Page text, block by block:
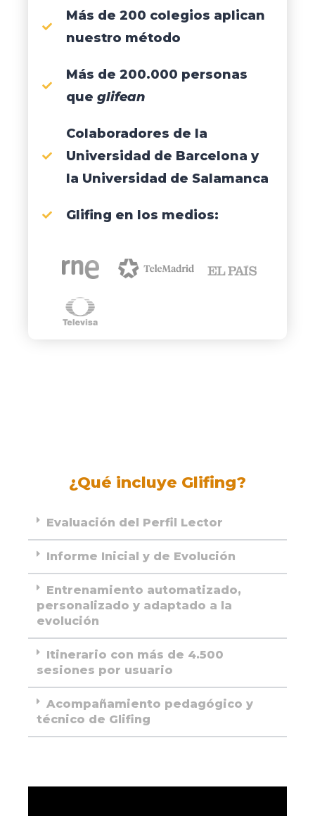
Más de 200 colegios aplican
nuestro método
Más de 200.000 personas
que glifean
Colaboradores de la
Universidad de Barcelona y
la Universidad de Salamanca
Glifing en los medios:
¿Qué incluye Glifing?
Evaluación del Perfil Lector
Informe Inicial y de Evolución
Entrenamiento automatizado,
personalizado y adaptado a la
evolución
Itinerario con más de 4.500
sesiones por usuario
Acompañamiento pedagógico y
técnico de Glifing